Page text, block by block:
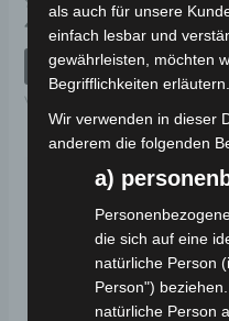
Bewertet
0
49,00
IN DEN WARENKORB
VM4
als auch für unsere
einfach lesbar und
gewährleisten, möchten
Begrifflichkeiten erläutern.
Wir verwenden in dieser
anderem die folgenden
a)
die sich auf eine
natürliche Person
Person")
natürliche Person